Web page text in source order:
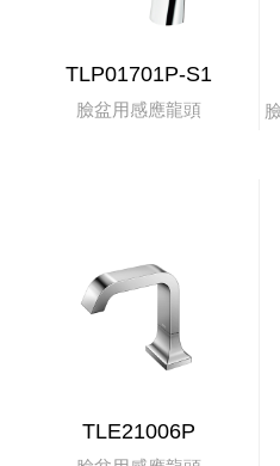
TLP01701P-S1
臉盆用感應龍頭
TLE21006P